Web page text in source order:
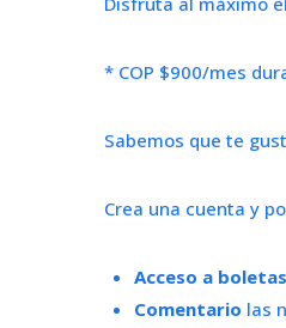
* COP $900/mes
Sabemos que te
Crea una cuenta y
Acceso a boletas
Comentario las